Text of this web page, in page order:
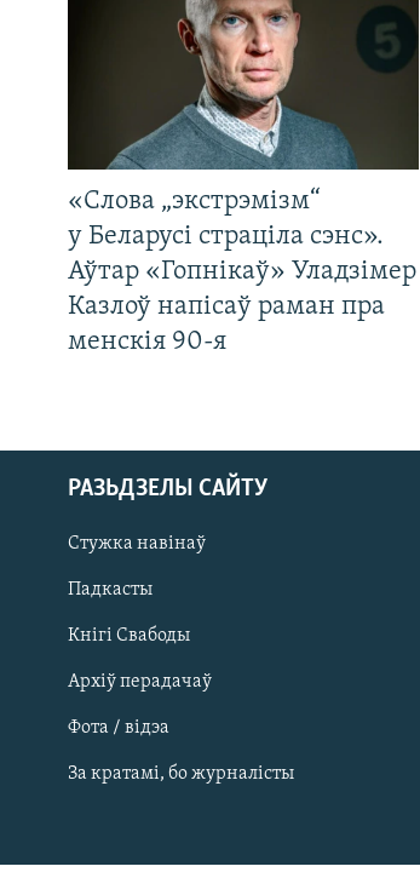
САЧЫЦЕ ЗА АБНАЎЛЕНЬНЯМІ
«Слова „экстрэмізм“
у Беларусі страціла сэнс».
Аўтар «Гопнікаў» Уладзімер
Казлоў напісаў раман пра
менскія 90-я
РАЗЬДЗЕЛЫ САЙТУ
Стужка навінаў
Падкасты
Кнігі Свабоды
Архіў перадачаў
Фота / відэа
За кратамі, бо журналісты